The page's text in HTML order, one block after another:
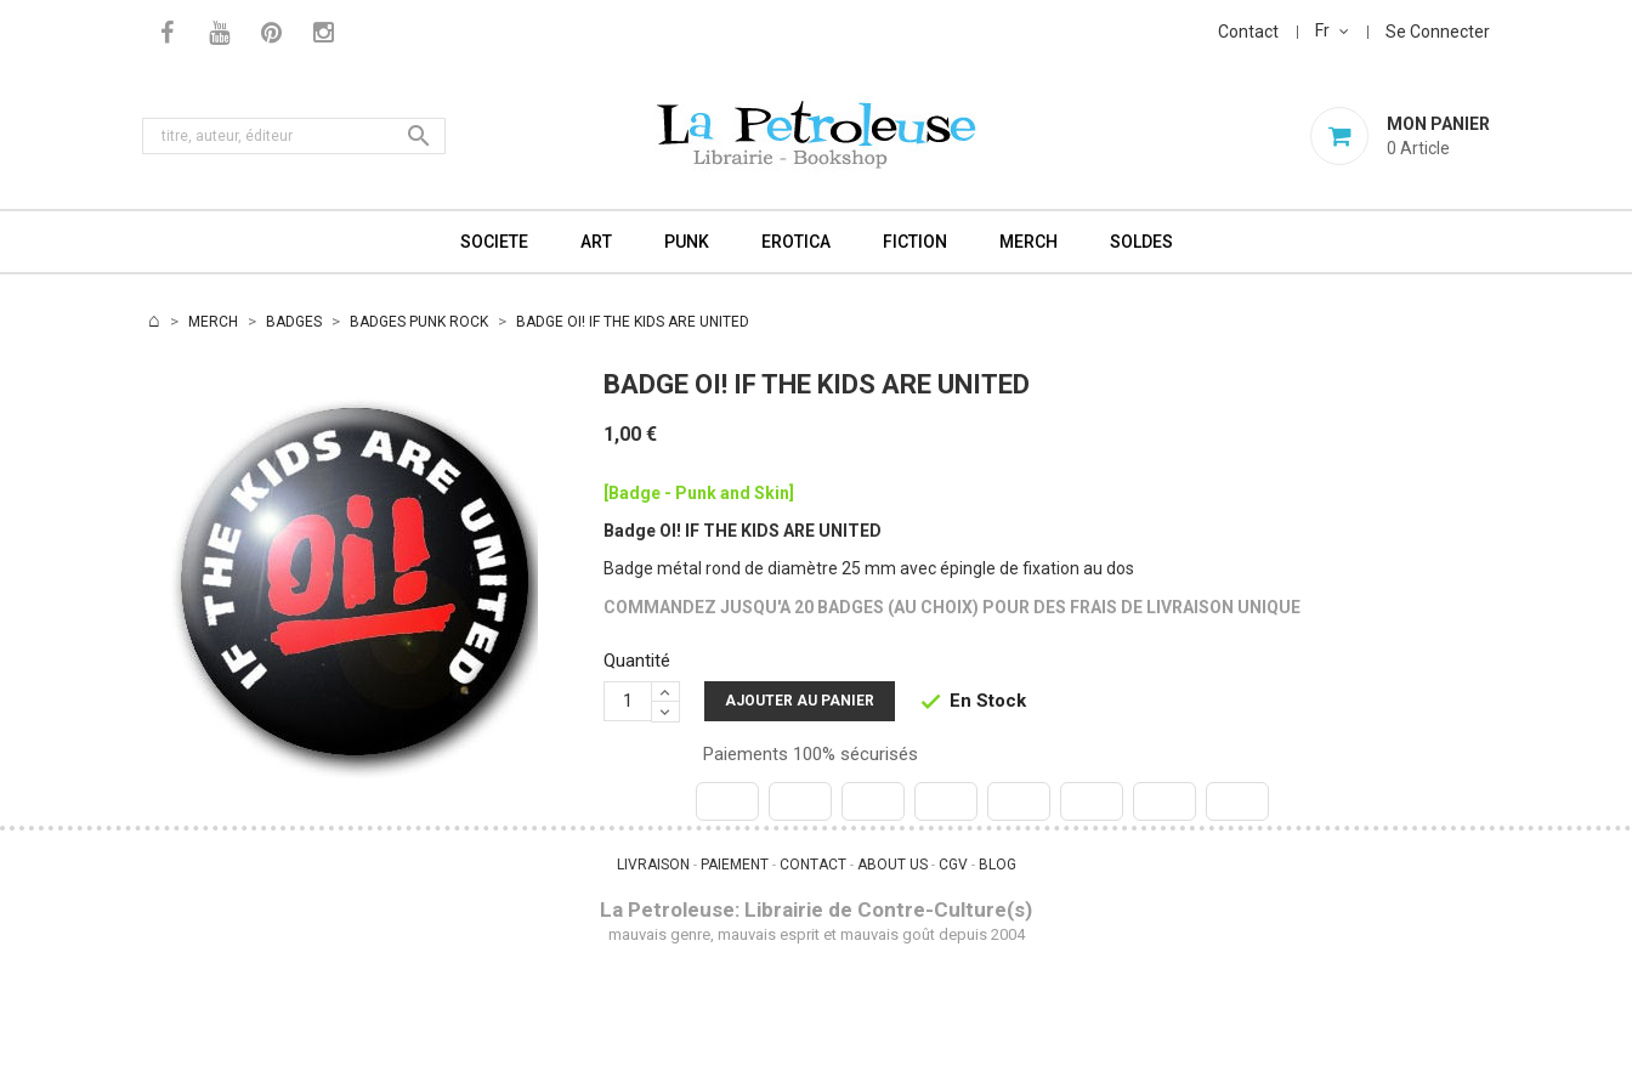
Contact Fr Se Connecter
MON PANIER
0 Article

SOCIETE ART PUNK EROTICA FICTION MERCH SOLDES
MERCH BADGES BADGES PUNK ROCK BADGE OI! IF THE KIDS ARE UNITED
BADGE OI! IF THE KIDS ARE UNITED
1,00 €
[Badge - Punk and Skin]
Badge OI! IF THE KIDS ARE UNITED
Badge métal rond de diamètre 25 mm avec épingle de fixation au dos
COMMANDEZ JUSQU'A 20 BADGES (AU CHOIX) POUR DES FRAIS DE LIVRAISON UNIQUE
Quantité
AJOUTER AU PANIER  En Stock
Paiements 100% sécurisés
LIVRAISON - PAIEMENT - CONTACT - ABOUT US - CGV - BLOG
La Petroleuse: Librairie de Contre-Culture(s)
mauvais genre, mauvais esprit et mauvais goût depuis 2004